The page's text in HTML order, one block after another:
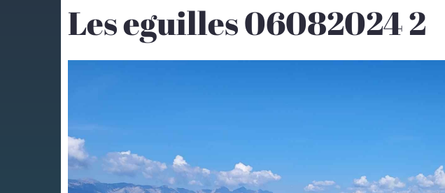
Les eguilles 06082024 2